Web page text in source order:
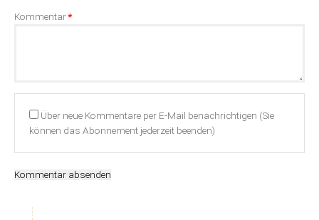
Pflichtfeld
Kommentar*
Über neue Kommentare per E-Mail benachrichtigen (Sie
können das Abonnement jederzeit beenden)
Kommentar absenden